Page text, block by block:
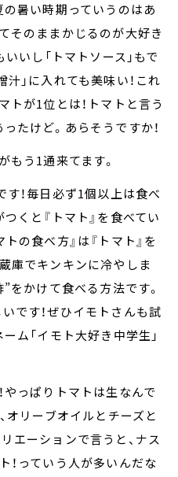
の暑い時期っていうのはあ
そのままかじるのが大好き
いいし「トマトソース」もで
」に入れても美味い！これ
トが1位とは！トマトと言う
たけど。あらそうですか！
もう1通来てます。
す！毎日必ず1個以上は食べ
くと『トマト』を食べてい
の食べ方』は『トマト』を
庫でキンキンに冷やしま
をかけて食べる方法です。
です！ぜひイモトさんも試
ム「イモト大好き中学生」
やっぱりトマトは生なんで
オリーブオイルとチーズと
エーションで言うと、ナス
！っていう人が多いんだな